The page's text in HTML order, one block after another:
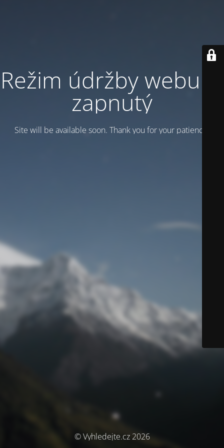
Režim údržby webu je
zapnutý
Site will be available soon. Thank you for your patience!
© Vyhledejte.cz 2026